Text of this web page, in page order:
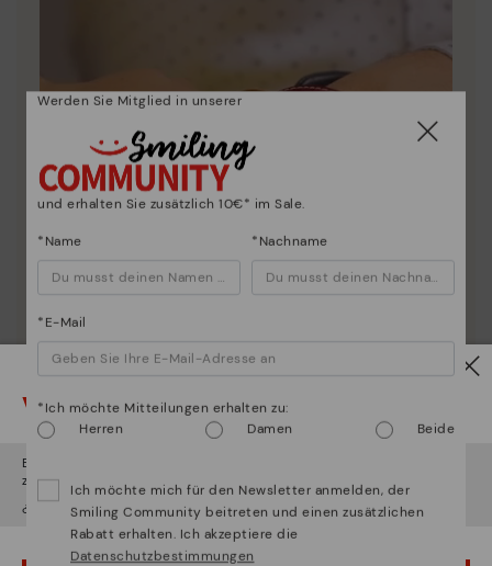
Entdecken sie mehr
Wir geben Ihnen Tipps, wie Sie Ihre Pikolinos optimal
pflegen können.
Vorsicht!
Es scheint, dass Sie sich in
zugreifen werden.
¿Möchten Sie auf die Website vonUsagehen?
Werden Sie Mitglied in unserer
und erhalten Sie zusätzlich 10€* im Sale.
*Name *Nachname
*E-Mail
*Ich möchte Mitteilungen erhalten zu:
Herren
Damen Beide
Ich möchte mich für den Newsletter anmelden, der
Smiling Community beitreten und einen zusätzlichen
Rabatt erhalten. Ich akzeptiere die
Datenschutzbestimmungen